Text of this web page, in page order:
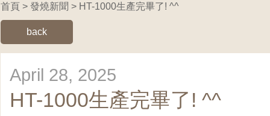
首頁 > 發燒新聞 > HT-1000生產完畢了! ^^
back
April 28, 2025
HT-1000生產完畢了! ^^